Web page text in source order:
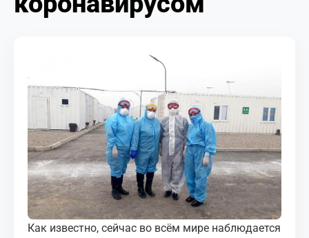
UZ-PIN
Как известно, сейчас во всём мире наблюдается